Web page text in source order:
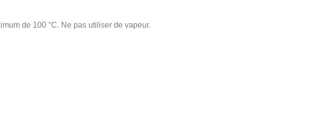
de 100 °C. Ne pas utiliser de vapeur.